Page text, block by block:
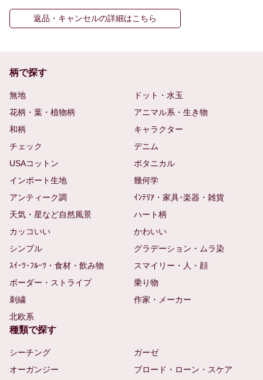
返品・キャンセルの詳細はこちら
柄で探す
無地
ドット・水玉
花柄・葉・植物柄
アニマル系・生き物
和柄
キャラクター
チェック
デニム
USAコットン
ボタニカル
インポート生地
幾何学
アンティーク調
ｲﾝﾃﾘｱ・家具･楽器・雑貨
天気・星など自然風景
ハート柄
カッコいい
かわいい
シンプル
グラデーション・ムラ染
ｽｲｰﾂ･ﾌﾙｰﾂ・食材・飲み物
スマイリー・人・顔
ボーダー・ストライプ
乗り物
刺繍
作家・メーカー
北欧系
種類で探す
シーチング
ガーゼ
オーガンジー
ブロード・ローン・スケア